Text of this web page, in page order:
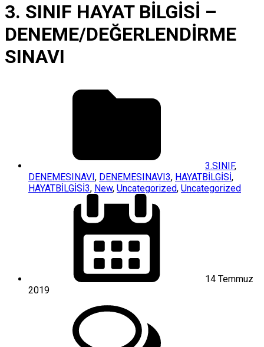
3. SINIF HAYAT BİLGİSİ –
DENEME/DEĞERLENDİRME
SINAVI
3.SINIF,
DENEMESINAVI, DENEMESINAVI3, HAYATBİLGİSİ,
HAYATBİLGİSİ3, New, Uncategorized, Uncategorized
14 Temmuz
2019